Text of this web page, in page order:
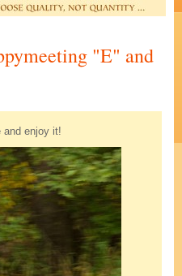
"E" and
and enjoy it!